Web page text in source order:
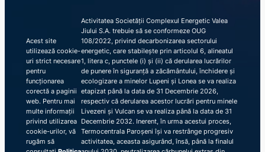
Acest site
utilizează cookie-
uri strict necesare
pentru
funcționarea
corectă a paginii
web. Pentru mai
multe informații
privind utilizarea
cookie-urilor, vă
rugăm să
Activitatea Societății Complexul Energetic Valea
Jiului S.A. trebuie să se conformeze OUG
108/2022, privind decarbonizarea sectorului
energetic, care stabilește prin articolul 6, alineatul
1, litera c, punctele (i) și (ii) că derularea lucrărilor
de punere în siguranță a zăcământului, închidere și
ecologizare a minelor Lupeni și Lonea se va realiza
etapizat până la data de 31 Decembrie 2026,
respectiv că derularea acestor lucrări pentru minele
Livezeni și Vulcan se va realiza până la data de 31
Decembrie 2032. Inerent, în urma acestui proces,
Termocentrala Paroșeni își va restrânge progresiv
activitatea, aceasta asigurând, însă, până la finalul